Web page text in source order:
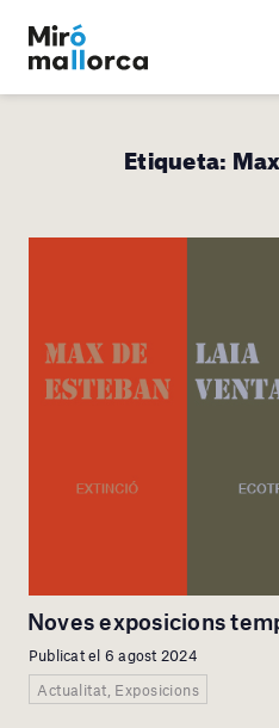
Etiqueta:
Noves exposicions
Publicat el 6 agost 2024
Actualitat, Exposicions